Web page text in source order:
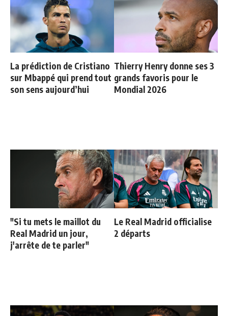
La prédiction de Cristiano
sur Mbappé qui prend tout
son sens aujourd’hui
Thierry Henry donne ses 3
grands favoris pour le
Mondial 2026
"Si tu mets le maillot du
Real Madrid un jour,
j'arrête de te parler"
Le Real Madrid officialise
2 départs